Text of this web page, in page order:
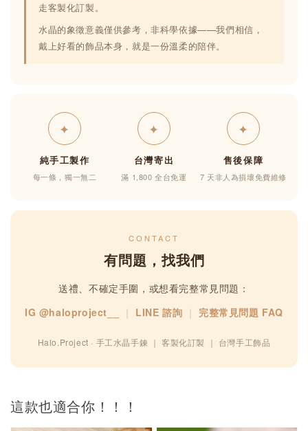
走客製化訂製。
水晶的象徵意義僅供參考，非科學依據——我們相信，
戴上好看的飾品本身，就是一份溫柔的陪伴。
✦
純手工製作
每一條，獨一無二
✦
台灣寄出
滿 1,800 全台免運
✦
售後保障
7 天非人為損壞免費維修
CONTACT
有問題，找我們
送禮、不確定手圍，或想看完整常見問題：
IG @haloproject__
｜ LINE 諮詢 ｜ 完整常見問題 FAQ
Halo.Project · 手工水晶手鍊 ｜ 客製化訂製 ｜ 台灣手工飾品
這款也適合你！！！